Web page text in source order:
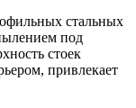
стальных
под
стоек
привлекает